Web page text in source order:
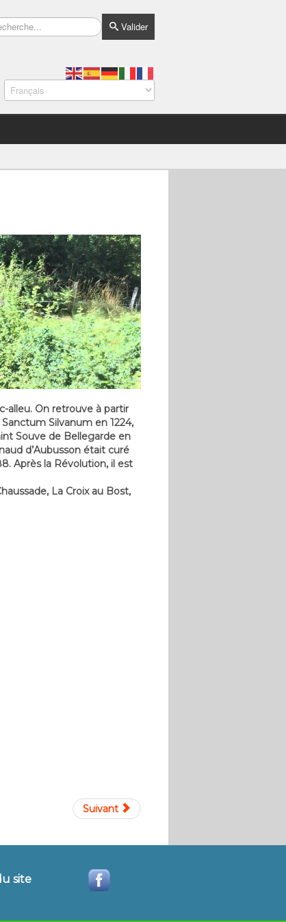
Valider
alleu. On retrouve à partir
Silvanum en 1224,
Souve de Bellegarde en
d’Aubusson était curé
Après la Révolution, il est
La Croix au Bost,
Suivant
site